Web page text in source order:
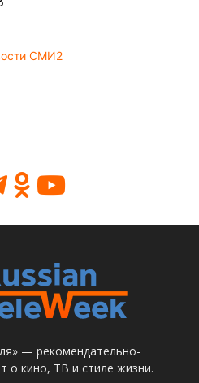
СМИ2
— рекомендательно-
о кино, ТВ и стиле жизни.